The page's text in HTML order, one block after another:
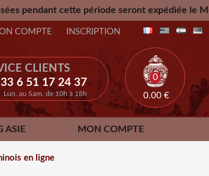
période seront expédiée le Mercredi 26 Aout
CLIENTS
6 51 17 24 37
Lun. au Sam. de 10h à 18h
COMPTE INSCRIPTION
0
0.00 €
ASIE MON COMPTE
en ligne